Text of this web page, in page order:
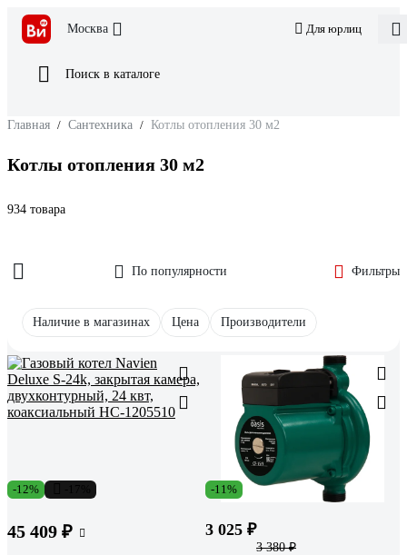
Москва Для юрлиц
Поиск в каталоге
Главная / Сантехника / Котлы отопления 30 м2
Котлы отопления 30 м2
934 товара
По популярности Фильтры
Наличие в магазинах Цена Производители
-12%
45 409 ₽
-11%
3 025 ₽
3 380 ₽